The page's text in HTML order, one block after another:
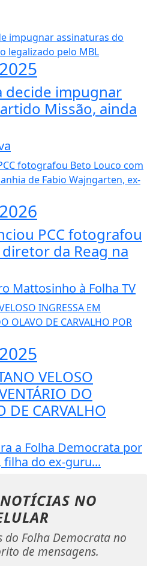
decide impugnar
Missão, ainda
PCC fotografou
da Reag na
Mattosinho à Folha TV
VELOSO
DO
DE CARVALHO
a Folha Democrata por
filha do ex-guru...
NO
do Folha Democrata no
de mensagens.